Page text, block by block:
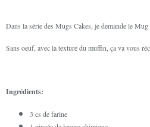
Dans la série des Mugs Cakes, je demande le
Sans oeuf, avec la texture du muffin, ça va vous
Ingrédients:
3 cs de farine